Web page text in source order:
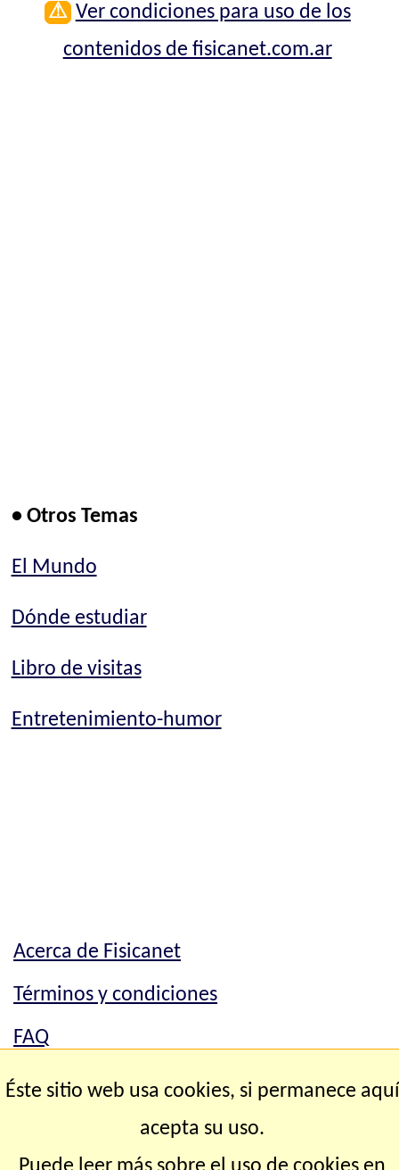
⚠ Ver condiciones para uso de los
contenidos de fisicanet.com.ar
• Otros Temas
El Mundo
Dónde estudiar
Libro de visitas
Entretenimiento-humor
Acerca de Fisicanet
Términos y condiciones
FAQ
Mapa del sitio
Éste sitio web usa cookies, si permanece aquí
acepta su uso.